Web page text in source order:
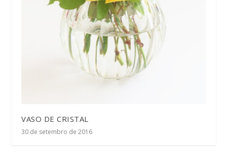
VASO DE CRISTAL
30 de setembro de 2016